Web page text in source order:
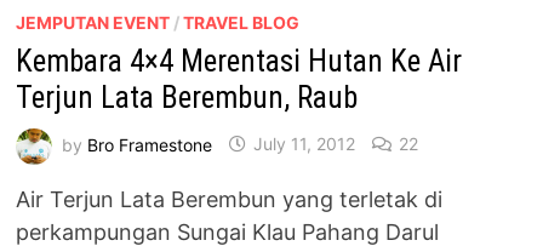
BEREMBUN
JEMPUTAN EVENT /TRAVEL BLOG
Kembara 4×4 Merentasi Hutan Ke Air
Terjun Lata Berembun, Raub
by Bro Framestone July 11, 2012 22
Air Terjun Lata Berembun yang terletak di
perkampungan Sungai Klau Pahang Darul